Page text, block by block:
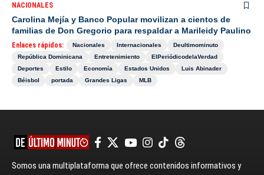
NACIONALES
Carolina Mejía y Banco Popular movilizan a cientos de
familias de Don Gregorio para respaldar a Marileidy Paulino
Enlaces rápidos: Nacionales Internacionales
Deultimominuto
República Dominicana
Entretenimiento
ElPeriódicodelaVerdad
Deportes
Estilo Economía Estados Unidos
Luis Abinader
Béisbol
portada Grandes Ligas MLB
Somos una multiplataforma que ofrece contenidos informativos y